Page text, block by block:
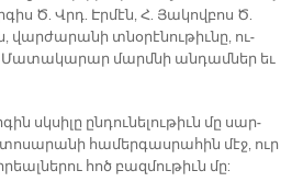
Ծ. Վրդ. Էր­մէն, Հ. Յա­կով­բոս Ծ.
վար­ժա­րա­նի տնօ­րէ­նու­թիւ­նը, ու­
Մա­տա­կա­րար մարմ­նի ան­դամ­ներ եւ
սկսի­լը ըն­դու­նե­լու­թիւն մը սար­
հա­մեր­գաս­րա­հին մէջ, ուր
հոծ բազ­մու­թիւն մը: